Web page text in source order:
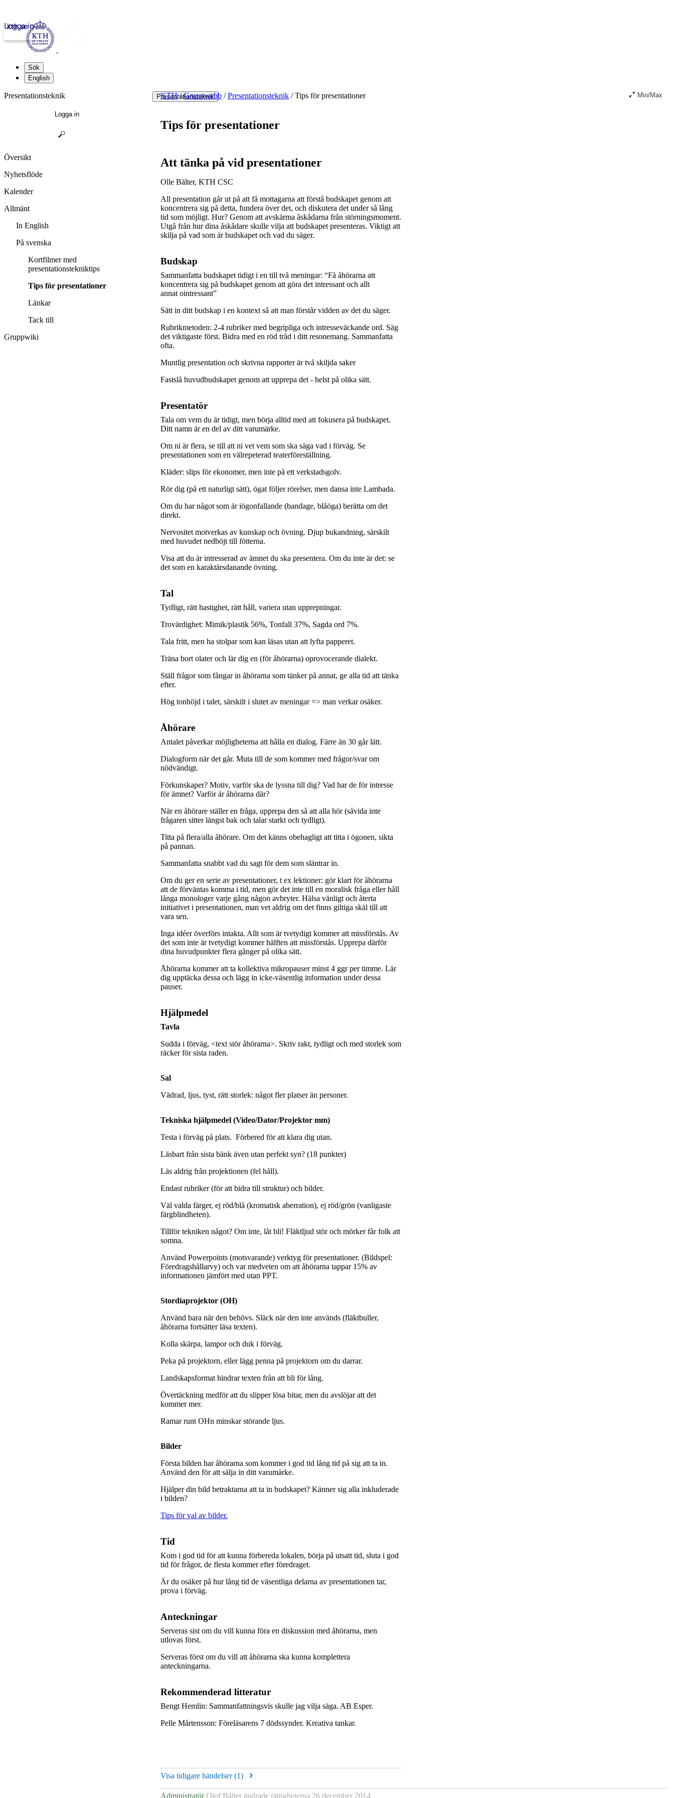
kth.se
Logga in
Sök
English
Presentationsteknik
KTH / Gruppwebb / Presentationsteknik /Tips för presentationer Min/Max
Tips för presentationer
Att tänka på vid presentationer
Olle Bälter, KTH CSC
All presentation går ut på att få mottagarna att förstå budskapet genom att
koncentrera sig på detta, fundera över det, och diskutera det under så lång
tid som möjligt. Hur? Genom att avskärma åskådarna från störningsmoment.
Utgå från hur dina åskådare skulle vilja att budskapet presenteras. Viktigt att
skilja på vad som är budskapet och vad du säger.
Budskap
Sammanfatta budskapet tidigt i en till två meningar: “Få åhörarna att
koncentrera sig på budskapet genom att göra det intressant och allt
annat ointressant”
Sätt in ditt budskap i en kontext så att man förstår vidden av det du säger.
Rubrikmetoden: 2-4 rubriker med begripliga och intresseväckande ord. Säg
det viktigaste först. Bidra med en röd tråd i ditt resonemang. Sammanfatta
ofta.
Muntlig presentation och skrivna rapporter är två skiljda saker
Fastslå huvudbudskapet genom att upprepa det - helst på olika sätt.
Presentatör
Tala om vem du är tidigt, men börja alltid med att fokusera på budskapet.
Ditt namn är en del av ditt varumärke.
Om ni är flera, se till att ni vet vem som ska säga vad i förväg. Se
presentationen som en välrepeterad teaterföreställning.
Kläder: slips för ekonomer, men inte på ett verkstadsgolv.
Rör dig (på ett naturligt sätt), ögat följer rörelser, men dansa inte Lambada.
Om du har något som är iögonfallande (bandage, blåöga) berätta om det
direkt.
Nervositet motverkas av kunskap och övning. Djup bukandning, särskilt
med huvudet nedböjt till fötterna.
Visa att du är intresserad av ämnet du ska presentera. Om du inte är det: se
det som en karaktärsdanande övning.
Tal
Tydligt, rätt hastighet, rätt håll, variera utan upprepningar.
Trovärdighet: Mimik/plastik 56%, Tonfall 37%, Sagda ord 7%.
Tala fritt, men ha stolpar som kan läsas utan att lyfta papperet.
Träna bort olater och lär dig en (för åhörarna) oprovocerande dialekt.
Ställ frågor som fångar in åhörarna som tänker på annat, ge alla tid att tänka
efter.
Hög tonhöjd i talet, särskilt i slutet av meningar => man verkar osäker.
Åhörare
Antalet påverkar möjligheterna att hålla en dialog. Färre än 30 går lätt.
Dialogform när det går. Muta till de som kommer med frågor/svar om
nödvändigt.
Förkunskaper? Motiv, varför ska de lyssna till dig? Vad har de för intresse
för ämnet? Varför är åhörarna där?
När en åhörare ställer en fråga, upprepa den så att alla hör (såvida inte
frågaren sitter längst bak och talar starkt och tydligt).
Titta på flera/alla åhörare. Om det känns obehagligt att titta i ögonen, sikta
på pannan.
Sammanfatta snabbt vad du sagt för dem som släntrar in.
Om du ger en serie av presentationer, t ex lektioner: gör klart för åhörarna
att de förväntas komma i tid, men gör det inte till en moralisk fråga eller håll
långa monologer varje gång någon avbryter. Hälsa vänligt och återta
initiativet i presentationen, man vet aldrig om det finns giltiga skäl till att
vara sen.
Inga idéer överförs intakta. Allt som är tvetydigt kommer att missförstås. Av
det som inte är tvetydigt kommer hälften att missförstås. Upprepa därför
dina huvudpunkter flera gånger på olika sätt.
Åhörarna kommer att ta kollektiva mikropauser minst 4 ggr per timme. Lär
dig upptäcka dessa och lägg in icke-väsentlig information under dessa
pauser.
Hjälpmedel
Tavla
Sudda i förväg, <text stör åhörarna>. Skriv rakt, tydligt och med storlek som
räcker för sista raden.
Sal
Vädrad, ljus, tyst, rätt storlek: något fler platser än personer.
Tekniska hjälpmedel (Video/Dator/Projektor mm)
Testa i förväg på plats. Förbered för att klara dig utan.
Läsbart från sista bänk även utan perfekt syn? (18 punkter)
Läs aldrig från projektionen (fel håll).
Endast rubriker (för att bidra till struktur) och bilder.
Väl valda färger, ej röd/blå (kromatisk aberration), ej röd/grön (vanligaste
färgblindheten).
Tillför tekniken något? Om inte, låt bli! Fläktljud stör och mörker får folk att
somna.
Använd Powerpoints (motsvarande) verktyg för presentationer. (Bildspel:
Föredragshållarvy) och var medveten om att åhörarna tappar 15% av
informationen jämfört med utan PPT.
Stordiaprojektor (OH)
Använd bara när den behövs. Släck när den inte används (fläktbuller,
åhörarna fortsätter läsa texten).
Kolla skärpa, lampor och duk i förväg.
Peka på projektorn, eller lägg penna på projektorn om du darrar.
Landskapsformat hindrar texten från att bli för lång.
Övertäckning medför att du slipper lösa bitar, men du avslöjar att det
kommer mer.
Ramar runt OHn minskar störande ljus.
Bilder
Första bilden har åhörarna som kommer i god tid lång tid på sig att ta in.
Använd den för att sälja in ditt varumärke.
Hjälper din bild betraktarna att ta in budskapet? Känner sig alla inkluderade
i bilden?
Tips för val av bilder.
Tid
Kom i god tid för att kunna förbereda lokalen, börja på utsatt tid, sluta i god
tid för frågor, de flesta kommer efter föredraget.
Är du osäker på hur lång tid de väsentliga delarna av presentationen tar,
prova i förväg.
Anteckningar
Serveras sist om du vill kunna föra en diskussion med åhörarna, men
utlovas först.
Serveras först om du vill att åhörarna ska kunna komplettera
anteckningarna.
Rekommenderad litteratur
Bengt Hemlin: Sammanfattningsvis skulle jag vilja säga. AB Esper.
Pelle Mårtensson: Föreläsarens 7 dödssynder. Kreativa tankar.
Visa tidigare händelser (1)
Administratör Olof Bälter ändrade rättigheterna 26 december 2014
Presentationsteknik
Logga in
Översikt
Nyhetsflöde
Kalender
Allmänt
In English
På svenska
Kortfilmer med
presentationstekniktips
Tips för presentationer
Länkar
Tack till
Gruppwiki